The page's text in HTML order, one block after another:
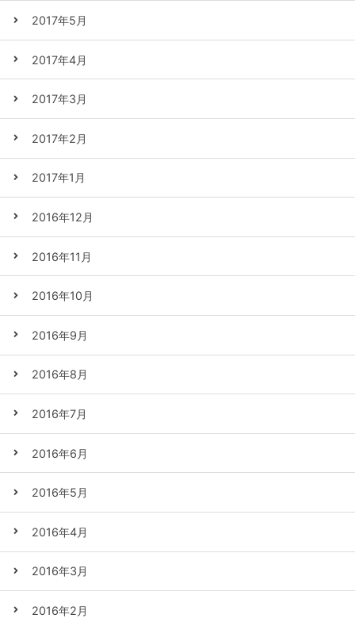
2017年5月
2017年4月
2017年3月
2017年2月
2017年1月
2016年12月
2016年11月
2016年10月
2016年9月
2016年8月
2016年7月
2016年6月
2016年5月
2016年4月
2016年3月
2016年2月